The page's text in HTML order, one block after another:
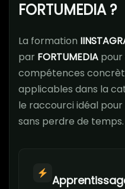
FORTUMEDIA ?
La formation
par FORTUMEDIA pour
compétences
applicables dans la
le raccourci idéal
sans perdre de temps.